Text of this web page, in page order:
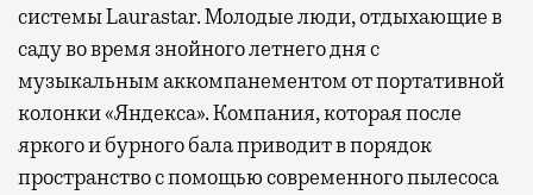
системы Laurastar. Молодые люди, отдыхающие в
саду во время знойного летнего дня с
музыкальным аккомпанементом от портативной
колонки «Яндекса». Компания, которая после
яркого и бурного бала приводит в порядок
пространство с помощью современного пылесоса